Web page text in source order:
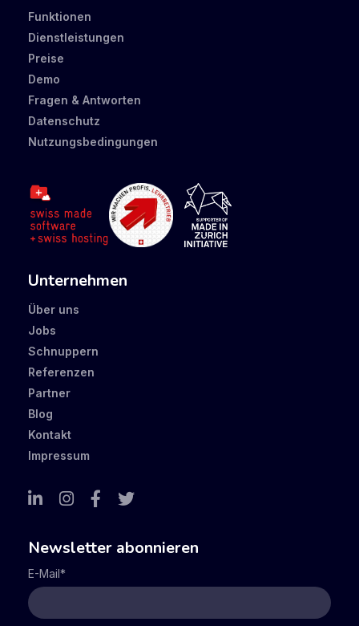
Funktionen
Dienstleistungen
Preise
Demo
Fragen & Antworten
Datenschutz
Nutzungsbedingungen
Unternehmen
Über uns
Jobs
Schnuppern
Referenzen
Partner
Blog
Kontakt
Impressum
Newsletter abonnieren
E-Mail*